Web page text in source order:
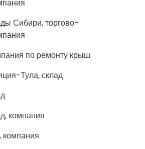
Сибири, торгово-
по ремонту крыш
Тула, склад
компания